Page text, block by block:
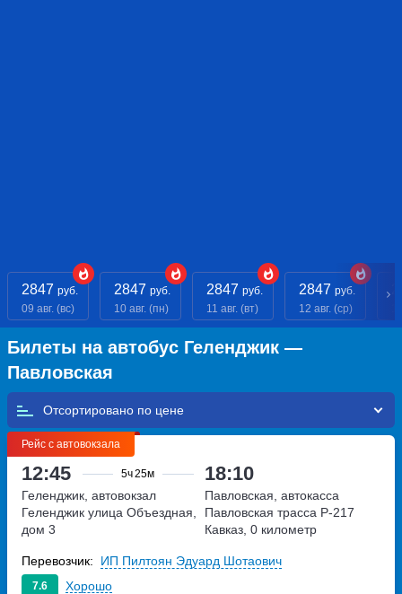
2847 руб.
09 авг. (вс)
2847 руб.
10 авг. (пн)
2847 руб.
11 авг. (вт)
2847 руб.
12 авг. (ср)
Билеты на автобус Геленджик —
Павловская
Отсортировано по
Рейс с автовокзала
12:45 5ч25м 18:10
Геленджик, автовокзал
Геленджик улица Объездная,
дом 3
Павловская, автокасса
Павловская трасса Р-217
Кавказ, 0 километр
7.6 Хорошо
Перевозчик: ИП Пилтоян Эдуард Шотаович